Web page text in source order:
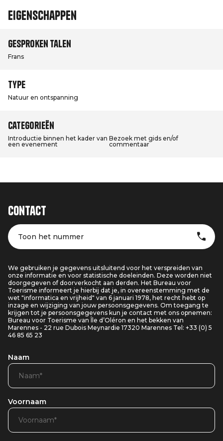
Eigenschappen
Gesproken talen
Frans
Type
Natuur en ontspanning
Categorieën
Introductie binnen het kader van
een evenement
Bezoek met gids en/of
commentaar
Contact
Toon het nummer
We gebruiken je gegevens uitsluitend voor het verspreiden van
onze informatie en voor statistische doeleinden. Deze worden niet
doorgegeven of doorverkocht aan derden. Het Bureau voor
Toerisme informeert je hierbij dat je, in overeenstemming met de
wet "informatica en vrijheid" van 6 januari 1978, het recht hebt op
inzage en wijziging van jouw persoonsgegevens. Om toegang te
krijgen tot je persoonsgegevens kun je contact met ons opnemen:
Bureau voor Toerisme van Île d’Oléron en het bekken van
Marennes - 22 rue Dubois Meynardie 17320 Marennes Tel: +33 (0) 5
46 85 65 23
Naam
Voornaam